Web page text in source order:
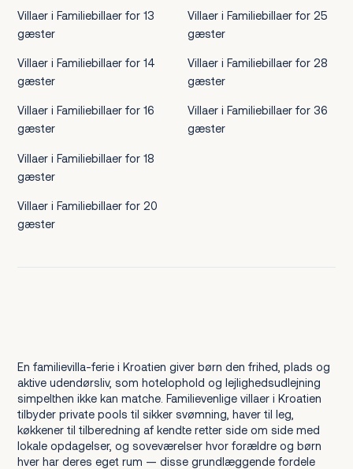
Villaer i Familiebillaer for 13
gæster
Villaer i Familiebillaer for 14
gæster
Villaer i Familiebillaer for 16
gæster
Villaer i Familiebillaer for 18
gæster
Villaer i Familiebillaer for 20
gæster
Villaer i Familiebillaer for 25
gæster
Villaer i Familiebillaer for 28
gæster
Villaer i Familiebillaer for 36
gæster
En familievilla-ferie i Kroatien giver børn den frihed, plads og
aktive udendørsliv, som hotelophold og lejlighedsudlejning
simpelthen ikke kan matche. Familievenlige villaer i Kroatien
tilbyder private pools til sikker svømning, haver til leg,
køkkener til tilberedning af kendte retter side om side med
lokale opdagelser, og soveværelser hvor forældre og børn
hver har deres eget rum — disse grundlæggende fordele